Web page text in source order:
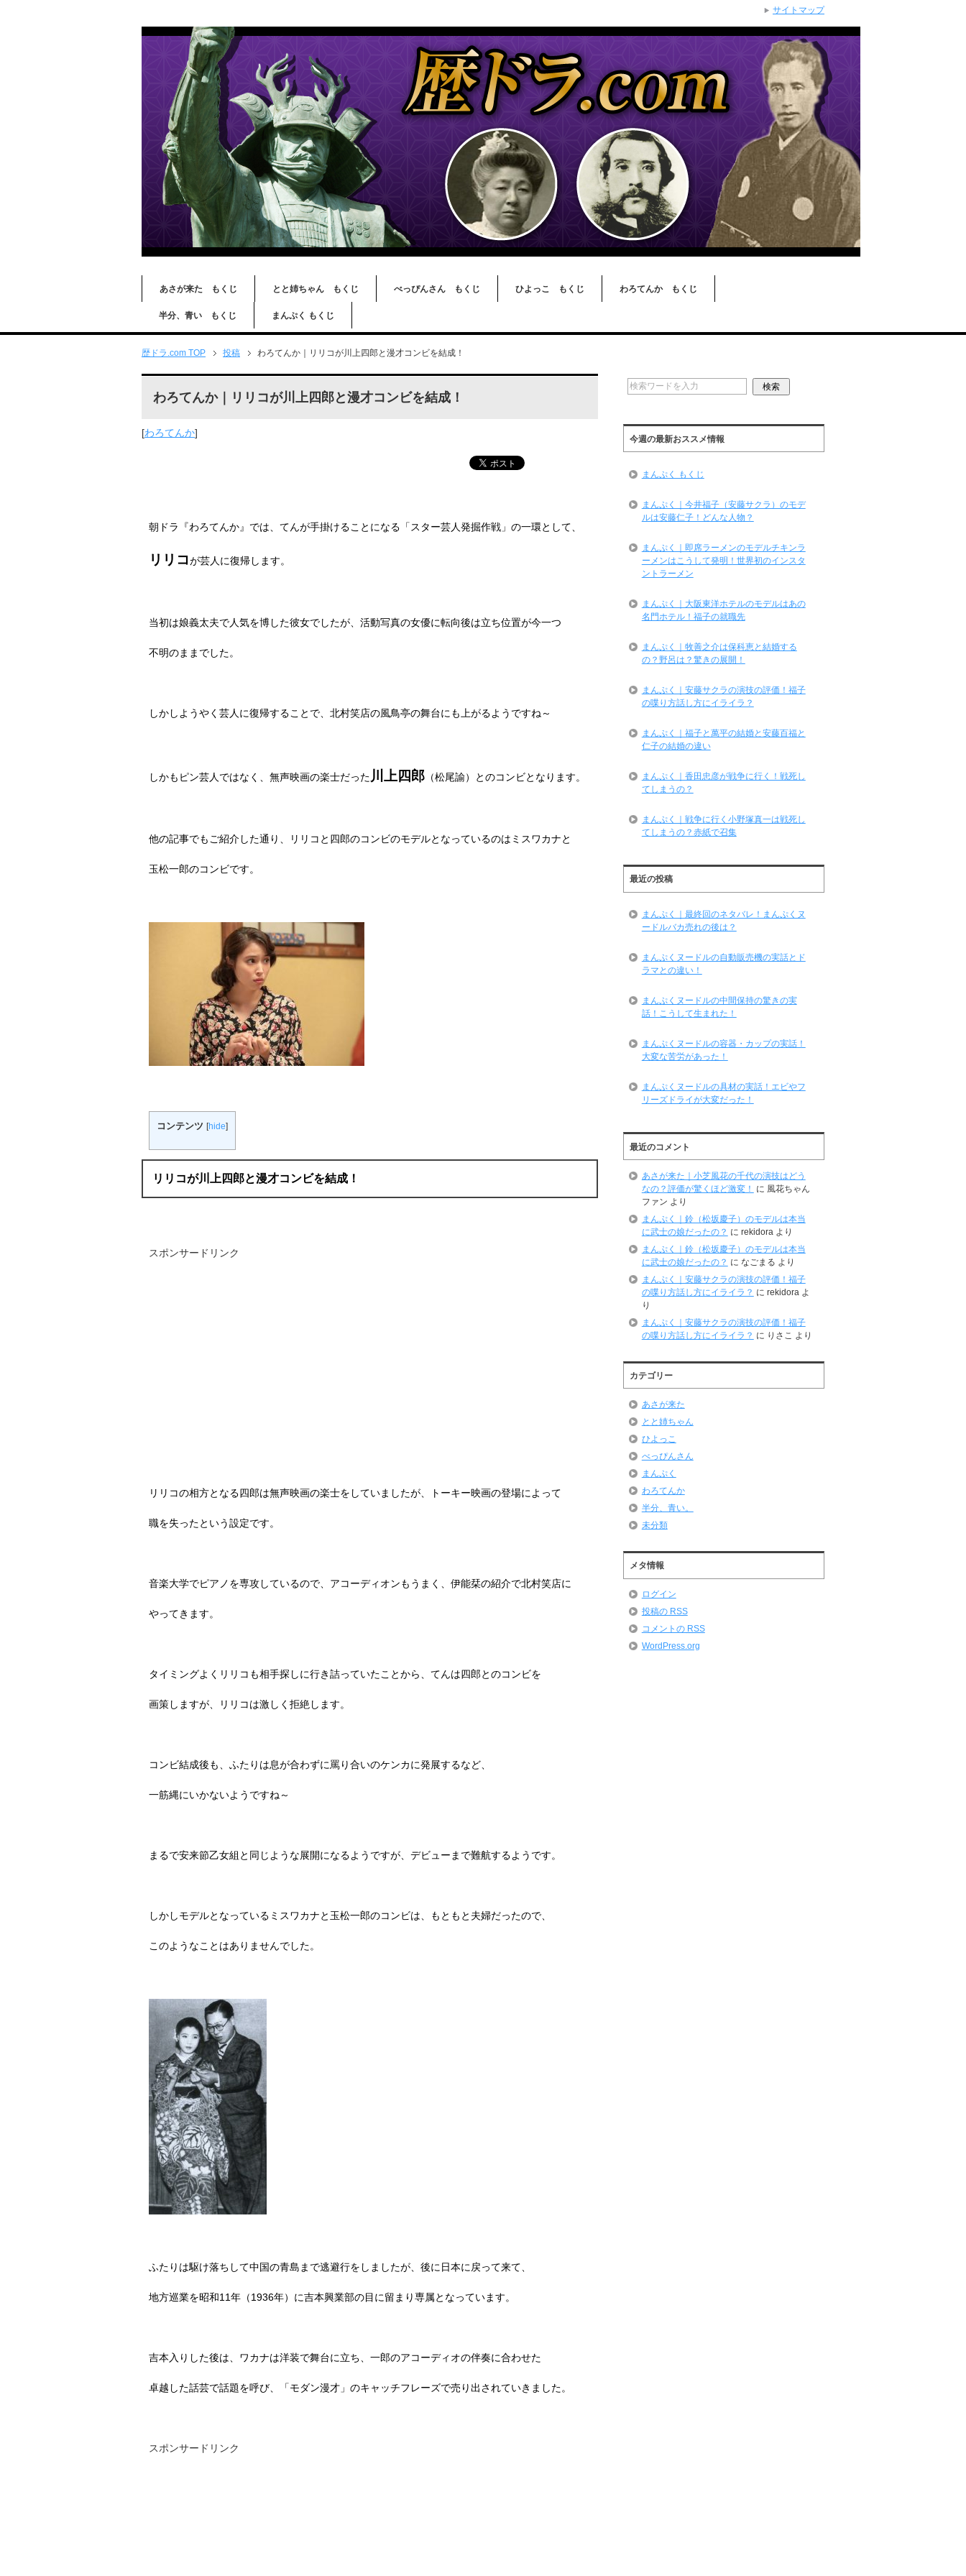
あさが来た もくじ とと姉ちゃん もくじ べっぴんさん もくじ ひよっこ もくじ わろてんか もくじ
半分、青い もくじ まんぷく もくじ
歴ドラ.com TOP 投稿 わろてんか｜リリコが川上四郎と漫才コンビを結成！
わろてんか｜リリコが川上四郎と漫才コンビを結成！
[わろてんか]
朝ドラ『わろてんか』では、てんが手掛けることになる「スター芸人発掘作戦」の一環として、
リリコが芸人に復帰します。
当初は娘義太夫で人気を博した彼女でしたが、活動写真の女優に転向後は立ち位置が今一つ
不明のままでした。
しかしようやく芸人に復帰することで、北村笑店の風鳥亭の舞台にも上がるようですね～
しかもピン芸人ではなく、無声映画の楽士だった 川上四郎 （松尾諭）とのコンビとなります。
他の記事でもご紹介した通り、リリコと四郎のコンビのモデルとなっているのはミスワカナと
玉松一郎のコンビです。
コンテンツ [hide]
リリコが川上四郎と漫才コンビを結成！
スポンサードリンク
リリコの相方となる四郎は無声映画の楽士をしていましたが、トーキー映画の登場によって
職を失ったという設定です。
音楽大学でピアノを専攻しているので、アコーディオンもうまく、伊能栞の紹介で北村笑店に
やってきます。
タイミングよくリリコも相手探しに行き詰っていたことから、てんは四郎とのコンビを
画策しますが、リリコは激しく拒絶します。
コンビ結成後も、ふたりは息が合わずに罵り合いのケンカに発展するなど、
一筋縄にいかないようですね～
まるで安来節乙女組と同じような展開になるようですが、デビューまで難航するようです。
しかしモデルとなっているミスワカナと玉松一郎のコンビは、もともと夫婦だったので、
このようなことはありませんでした。
ふたりは駆け落ちして中国の青島まで逃避行をしましたが、後に日本に戻って来て、
地方巡業を昭和11年（1936年）に吉本興業部の目に留まり専属となっています。
吉本入りした後は、ワカナは洋装で舞台に立ち、一郎のアコーディオの伴奏に合わせた
卓越した話芸で話題を呼び、「モダン漫才」のキャッチフレーズで売り出されていきました。
スポンサードリンク
今週の最新おススメ情報
まんぷく もくじ
まんぷく｜今井福子（安藤サクラ）のモデ
ルは安藤仁子！どんな人物？
まんぷく｜即席ラーメンのモデルチキンラ
ーメンはこうして発明！世界初のインスタ
ントラーメン
まんぷく｜大阪東洋ホテルのモデルはあの
名門ホテル！福子の就職先
まんぷく｜牧善之介は保科恵と結婚する
の？野呂は？驚きの展開！
まんぷく｜安藤サクラの演技の評価！福子
の喋り方話し方にイライラ？
まんぷく｜福子と萬平の結婚と安藤百福と
仁子の結婚の違い
まんぷく｜香田忠彦が戦争に行く！戦死し
てしまうの？
まんぷく｜戦争に行く小野塚真一は戦死し
てしまうの？赤紙で召集
最近の投稿
まんぷく｜最終回のネタバレ！まんぷくヌ
ードルバカ売れの後は？
まんぷくヌードルの自動販売機の実話とド
ラマとの違い！
まんぷくヌードルの中間保持の驚きの実
話！こうして生まれた！
まんぷくヌードルの容器・カップの実話！
大変な苦労があった！
まんぷくヌードルの具材の実話！エビやフ
リーズドライが大変だった！
最近のコメント
あさが来た｜小芝風花の千代の演技はどう
なの？評価が驚くほど激変！
に 風花ちゃん
ファン より
まんぷく｜鈴（松坂慶子）のモデルは本当
に武士の娘だったの？ に rekidora より
まんぷく｜鈴（松坂慶子）のモデルは本当
に武士の娘だったの？ に なごまる より
まんぷく｜安藤サクラの演技の評価！福子
の喋り方話し方にイライラ？ に rekidora よ
り
まんぷく｜安藤サクラの演技の評価！福子
の喋り方話し方にイライラ？ に りさこ より
カテゴリー
あさが来た
とと姉ちゃん
ひよっこ
べっぴんさん
まんぷく
わろてんか
半分、青い。
未分類
メタ情報
ログイン
投稿の RSS
コメントの RSS
WordPress.org
サイトマップ